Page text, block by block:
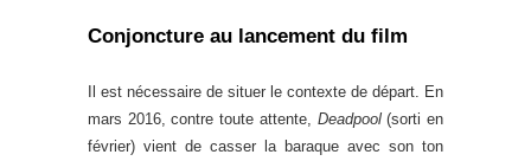
Conjoncture au lancement du film
Il est nécessaire de situer le contexte de départ. En
mars 2016, contre toute attente, Deadpool(sorti en
février) vient de casser la baraque avec son ton